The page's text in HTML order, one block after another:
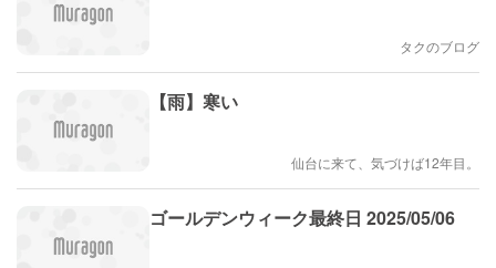
タクのブログ
【雨】寒い
仙台に来て、気づけば12年目。
ゴールデンウィーク最終日 2025/05/06